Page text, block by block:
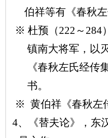
伯祥等有《春秋
※ 杜预（222～284
镇南大将军，以
《春秋左氏经传
书。
※ 黄伯祥《春秋左
4、《替夫论》，东